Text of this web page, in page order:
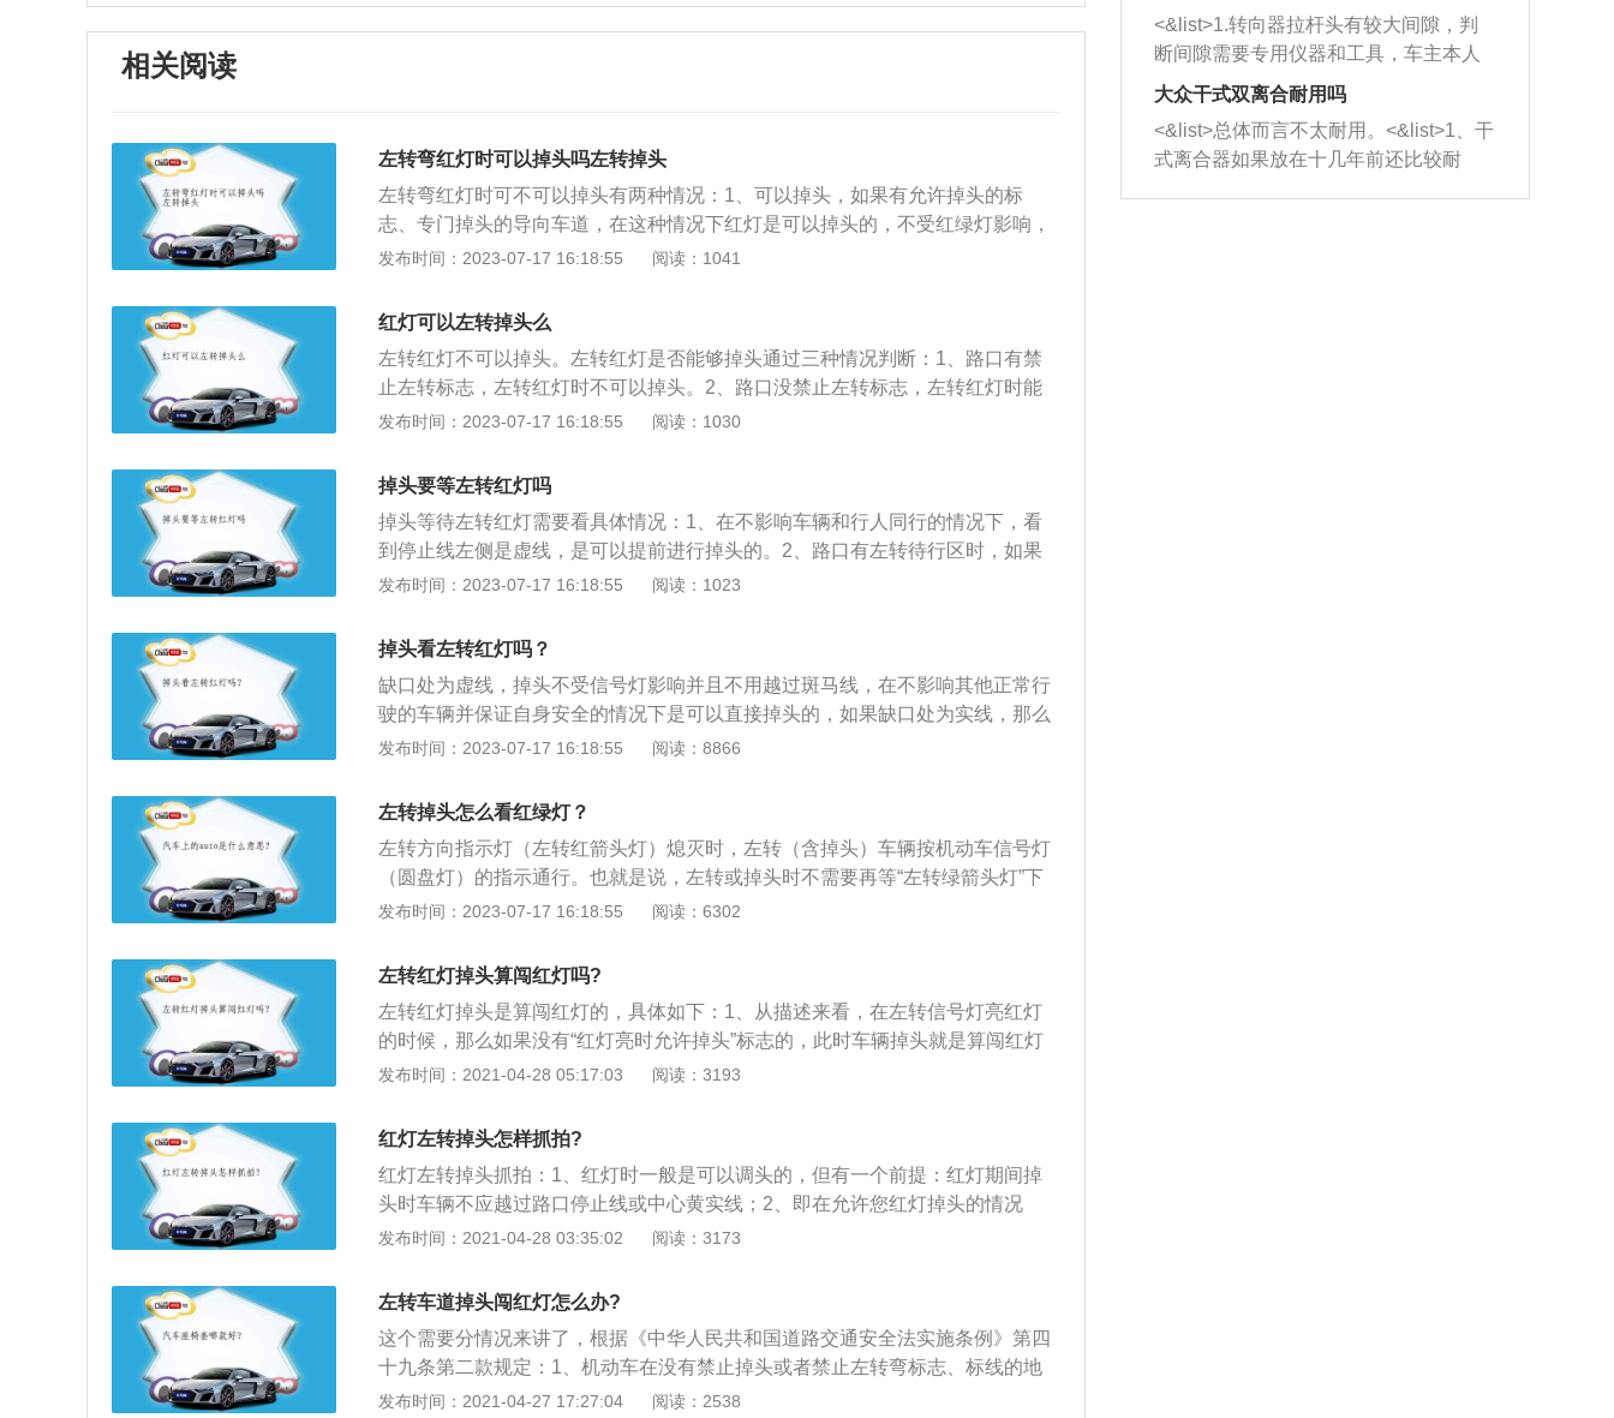
相关阅读
左转弯红灯时可以掉头吗左转掉头
左转弯红灯时可不可以掉头有两种情况：1、可以掉头，如果有允许掉头的标
志、专门掉头的导向车道，在这种情况下红灯是可以掉头的，不受红绿灯影响，
只要不影响对向来车。2、不能掉头，如果有禁止左转，或者禁止掉头标志、标
《中华人民共和国道路交通安全法实施条例》第四十九条机动车在有禁止掉头或
者禁止左转弯标志、标线的地点以及在铁路道口、人行横道、桥梁、急弯、陡
坡、隧道或者容易发生危险的路段，不得掉头。机动车在没有禁止掉头或者没有
禁止左转弯标志、标线的地点可以掉头，但不得妨碍正常行驶的其他车辆和行人
的通行。
发布时间：2023-07-17 16:18:55 阅读：1041
红灯可以左转掉头么
左转红灯不可以掉头。左转红灯是否能够掉头通过三种情况判断：1、路口有禁
止左转标志，左转红灯时不可以掉头。2、路口没禁止左转标志，左转红灯时能
够掉头。3、在到停车线以前，路中间有虚线空缺，要是缺口处没禁止掉头的标
位置才可以掉头。
发布时间：2023-07-17 16:18:55 阅读：1030
掉头要等左转红灯吗
掉头等待左转红灯需要看具体情况：1、在不影响车辆和行人同行的情况下，看
到停止线左侧是虚线，是可以提前进行掉头的。2、路口有左转待行区时，如果
停止线左侧是虚线，可以提前掉头不用去待转区。如果直行灯是绿灯，则要进入
不用看，这也是因设定掉头部位而定。假如路面左边双黄线一直延展到停止线，
与此同时正前方沒有严禁掉头的警示标志，那麼就必须在左转道等候左转绿灯亮
绿的情况下，才能够开展掉头。另一种状况是左边有直接的张口，且有竖起可掉
头的警示牌。就可以不用看正前方的左转向灯，在没有防碍相对性直行车回来的
车辆通行，就可以进行掉头实际操作。
发布时间：2023-07-17 16:18:55 阅读：1023
掉头看左转红灯吗？
缺口处为虚线，掉头不受信号灯影响并且不用越过斑马线，在不影响其他正常行
驶的车辆并保证自身安全的情况下是可以直接掉头的，如果缺口处为实线，那么
掉头就要越过斑马线并受信号灯的影响。如果要越过斑马线掉头需要礼让行人：
车辆要减速慢行，在确保安全的基础上，使其能够通过人行横道；行人在自动车
道和非自动车道的边界线外等待。未进入公路的，汽车应当减速慢行，在确保安
全的基础上可以通过人行横道；行人越过车道和非车道的分界线时，汽车不停车
通行属于违法行为，应予以处罚；行人沿着人行横道进入机动车甲车道后，机动
车乙减速慢行，在确保安全的基础上通过人行横道。汽车甲不停车准许通行的，
不停车通行属于违法行为，应予以处罚；行人越过道路中心线进入车道，不停车
放行属于违法行为，应当予以处罚；道路中间用绿化带隔开行人。步行者在道路
中间的停车区域待机时，汽车必须减速慢行，在确保安全的基础上通过人行横
则可以进行调头;有调头信号灯的，需要按照信号灯的指示进行调头。如果没有信
头。路口没有明确禁止调头、左转标志的可调头：如果没有明确标明禁止调头的
地点则可以调头。这里的“没有明确表明禁止调头”指只要路口没有“禁止调头标
志”、“禁止左转标志”、路中央不是实线等这几种情况，则可以放心大胆的调头。
黄色网格线也可以调头：黄色网格线实际上就是禁停网格线施划于易发生因临时
在禁停网格线上停车(包括停车等候交通灯)，都属于违章行为。虽然在黄色网格
线区域车辆不能停车，但在黄色网格线区域确是可以调头的。黄色网格线只要未
设路中隔离护栏，就等同于“允许调头”。禁左和允许掉头标志同时出现：是允许
掉头但是禁止左转的，不过“禁止掉头”不等同“禁止左转”。路口掉头时要注意：观
察路面标线，如果是实线的话，不管在任何情况下都不得掉头，应该继续往前行
发布时间：2023-07-17 16:18:55 阅读：8866
左转掉头怎么看红绿灯？
左转方向指示灯（左转红箭头灯）熄灭时，左转（含掉头）车辆按机动车信号灯
（圆盘灯）的指示通行。也就是说，左转或掉头时不需要再等“左转绿箭头灯”下
指令，车辆进入导向车道后，只要“直行绿灯”亮了即可行驶。掉头的注意事项：
如果要在有左转弯待转区的路口掉头，可以在直行绿灯时，先进入左转待转区内
等待，等到左转绿灯亮起时再掉头。允许掉头的情况如下：有掉头信号灯或指示
牌：路口有允许掉头的信号灯时，在掉头指示灯为绿灯时可以掉头；路口有允许
掉头的指示牌或车道上有允许掉头指示标识，在确保自身及他人安全情况下可以
掉头。虚线处可以掉头：无论是白色虚线还是黄色虚线处，都是允许掉头的。如
情况下可以掉头；如果是实线，则不能掉头。如果是在路口遇到双黄虚实线，可
以在虚线一侧进行掉头，但是不得越过前方的停止线。黄色网格线处可以掉头：
黄色网格线区域禁止停车，但只要中央没有隔离护栏，在避让正常行驶的车辆
就可以从此处掉头。当绿化带前方为实线时，车辆必须遵守交通信号灯指示，越
发布时间：2023-07-17 16:18:55 阅读：6302
左转红灯掉头算闯红灯吗?
左转红灯掉头是算闯红灯的，具体如下：1、从描述来看，在左转信号灯亮红灯
的时候，那么如果没有“红灯亮时允许掉头”标志的，此时车辆掉头就是算闯红灯
的；2、因为根据《道路交通安全法实施条例》中的规定：机动车信号灯表示：
在左转车道掉头，所以此时掉头，就会算闯红灯的。
发布时间：2021-04-28 05:17:03 阅读：3193
红灯左转掉头怎样抓拍?
红灯左转掉头抓拍：1、红灯时一般是可以调头的，但有一个前提：红灯期间掉
头时车辆不应越过路口停止线或中心黄实线；2、即在允许您红灯掉头的情况
下，左黄线一般是一条虚线；3、如果黄线双实线的话，说明红灯不能掉头，记
发布时间：2021-04-28 03:35:02 阅读：3173
左转车道掉头闯红灯怎么办?
这个需要分情况来讲了，根据《中华人民共和国道路交通安全法实施条例》第四
十九条第二款规定：1、机动车在没有禁止掉头或者禁止左转弯标志、标线的地
点可以掉头，允许掉头的地点，在既没有掉头专用信号灯，也无其他规范掉头的
发布时间：2021-04-27 17:27:04 阅读：2538
放在燃油箱中，与燃油混合后，车辆启
动时，就可以和汽油一起进入到燃烧
室，最后形成废气排出，就可以让三元
催化器得到清洗，排气管堵塞的情况就
能够得到解决。
驾驶车辆时，不需要记忆也能打好方
向。
逐渐减弱，导致渗油或漏油。<&list>2、
活塞间隙过大：积碳会使活塞环与缸体
的间隙扩大，导致机油流入燃烧室中，
造成烧机油。<&list>3、机油粘度。使用
机油粘度过小的话，同样会有烧机油现
象，机油粘度过小具有很好的流动性，
<&list>1.转向器拉杆头有较大间隙，判
断间隙需要专用仪器和工具，车主本人
无法制作，需要将车辆送到修理厂或4s
店；<&list>2.车辆半轴套管防尘罩破
裂，破裂后会出现漏油现象，使半轴磨
损严重，磨损的半轴容易损坏，产生异
响；<&list>3.稳定器的转向胶套和球头
大众干式双离合耐用吗
<&list>总体而言不太耐用。<&list>1、干
式离合器如果放在十几年前还比较耐